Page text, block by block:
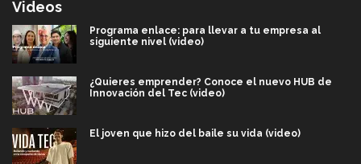
Videos
Programa enlace: para llevar a tu empresa al
siguiente nivel (video)
¿Quieres emprender? Conoce el nuevo HUB de
Innovación del Tec (video)
El joven que hizo del baile su vida (video)